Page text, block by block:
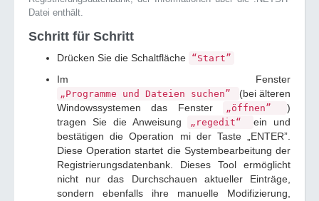
Datei enthält.
Schritt für Schritt
Drücken Sie die Schaltfläche “Start”
Im Fenster
„Programme und Dateien suchen”
(bei älteren
Windowssystemen das Fenster
„öffnen”
)
tragen Sie die Anweisung
„regedit“
ein und
bestätigen die Operation mi der Taste „ENTER”.
Diese Operation startet die Systembearbeitung der
Registrierungsdatenbank. Dieses Tool ermöglicht
nicht nur das Durchschauen aktueller Einträge,
sondern ebenfalls ihre manuelle Modifizierung,